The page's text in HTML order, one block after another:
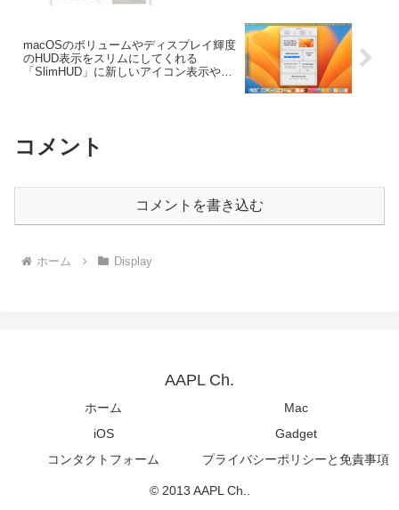
macOSのボリュームやディスプレイ輝度
のHUD表示をスリムにしてくれる
「SlimHUD」に新しいアイコン表示やイ
コメント
コメントを書き込む
ホーム Display
AAPL Ch.
ホーム
Mac
iOS
Gadget
コンタクトフォーム
プライバシーポリシーと免責事項
© 2013 AAPL Ch..